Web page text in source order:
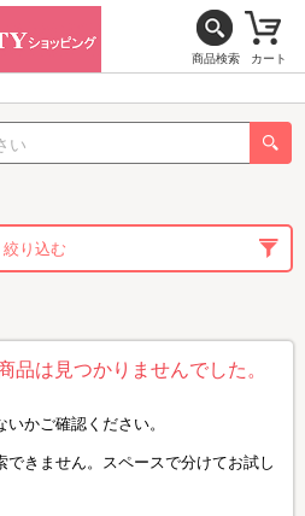
商品検索 カート
絞り込む
品は見つかりませんでした。
かご確認ください。
できません。スペースで分けてお試し